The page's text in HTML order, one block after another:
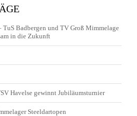
Badbergen und TV Groß Mimmelage
in die Zukunft
Havelse gewinnt Jubiläumsturnier
Steeldartopen